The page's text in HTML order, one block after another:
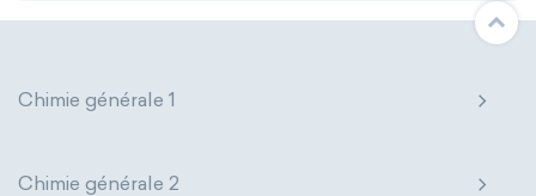
Chimie générale 1
Chimie générale 2